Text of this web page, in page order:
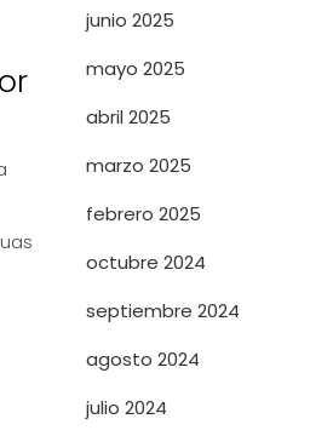
junio 2025
mayo 2025
abril 2025
marzo 2025
febrero 2025
octubre 2024
septiembre 2024
agosto 2024
julio 2024